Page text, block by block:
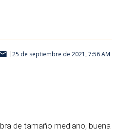
25 de septiembre de 2021, 7:56 AM
de tamaño mediano, buena